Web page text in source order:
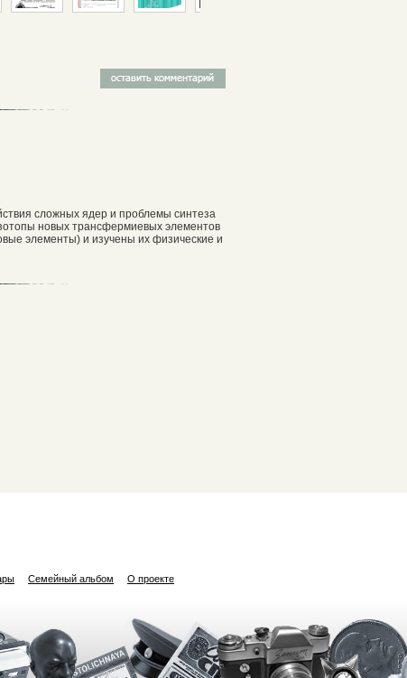
сложных ядер и проблемы синтеза
новых трансфермиевых элементов
элементы) и изучены их физические и
Семейный альбом О проекте